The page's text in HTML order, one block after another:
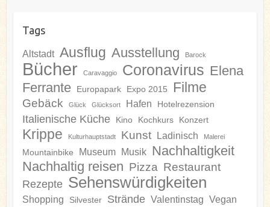
Tags
Altstadt Ausflug Ausstellung Barock
Bücher Caravaggio Coronavirus Elena
Ferrante
Europapark Expo 2015 Filme
Gebäck Glück Glücksort Hafen Hotelrezension
Italienische Küche Kino Kochkurs Konzert
Krippe Kulturhauptstadt Kunst Ladinisch Malerei
Mountainbike Museum Musik Nachhaltigkeit
Nachhaltig reisen Pizza Restaurant
Rezepte Sehenswürdigkeiten
Shopping Silvester Strände Valentinstag Vegan